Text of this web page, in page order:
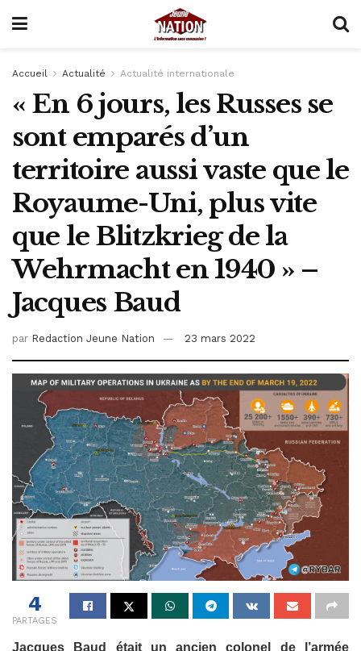
Accueil Actualité Actualité internationale
« En 6 jours, les Russes se
sont emparés d’un
territoire aussi vaste que le
Royaume-Uni, plus vite
que le Blitzkrieg de la
Wehrmacht en 1940 » –
Jacques Baud
par Redaction Jeune Nation 23 mars 2022
4
PARTAGES
Jacques Baud était un ancien colonel de l’armée